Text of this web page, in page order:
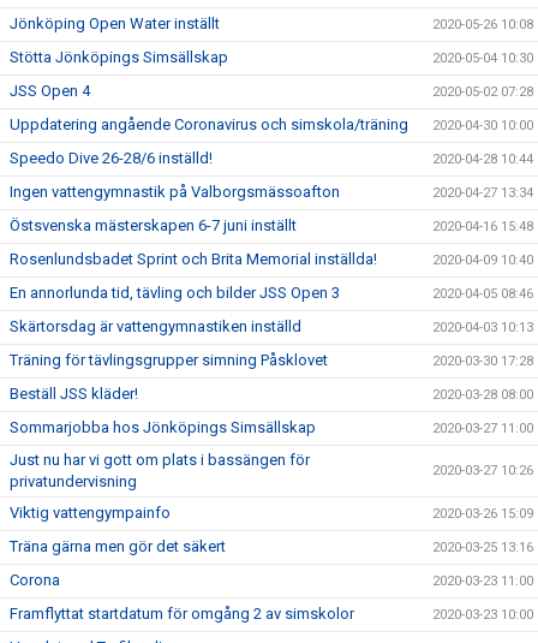
Jönköping Open Water inställt 2020-05-26 10:08
Stötta Jönköpings Simsällskap 2020-05-04 10:30
JSS Open 4 2020-05-02 07:28
Uppdatering angående Coronavirus och simskola/träning 2020-04-30 10:00
Speedo Dive 26-28/6 inställd! 2020-04-28 10:44
Ingen vattengymnastik på Valborgsmässoafton 2020-04-27 13:34
Östsvenska mästerskapen 6-7 juni inställt 2020-04-16 15:48
Rosenlundsbadet Sprint och Brita Memorial inställda! 2020-04-09 10:40
En annorlunda tid, tävling och bilder JSS Open 3 2020-04-05 08:46
Skärtorsdag är vattengymnastiken inställd 2020-04-03 10:13
Träning för tävlingsgrupper simning Påsklovet 2020-03-30 17:28
Beställ JSS kläder! 2020-03-28 08:00
Sommarjobba hos Jönköpings Simsällskap 2020-03-27 11:00
Just nu har vi gott om plats i bassängen för
privatundervisning
2020-03-27 10:26
Viktig vattengympainfo 2020-03-26 15:09
Träna gärna men gör det säkert 2020-03-25 13:16
Corona 2020-03-23 11:00
Framflyttat startdatum för omgång 2 av simskolor 2020-03-23 10:00